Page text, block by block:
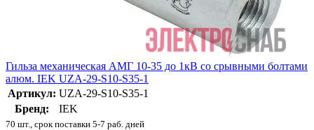
Гильза механическая АМГ 10-35 до 1кВ со срывными болтами
алюм. IEK UZA-29-S10-S35-1
Артикул: UZA-29-S10-S35-1
Бренд:
IEK
70 шт., срок поставки 5-7 раб. дней